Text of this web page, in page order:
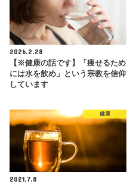
2026.2.28
【※健康の話です】「痩せるため
には水を飲め」という宗教を信仰
しています
健康
2021.7.8